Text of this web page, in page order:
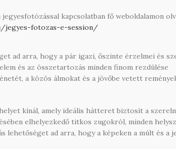
kapcsolatban fő weboldalamon
fotozas-e-session/
ad arra, hogy a pár igazi, őszinte érzelmei és
és az összetartozás minden finom rezdülése
a közös álmokat és a jövőbe vetett
kínál, amely ideális hátteret biztosít a
elhelyezkedő titkos zugokról, minden
ad arra, hogy a képeken a múlt és a